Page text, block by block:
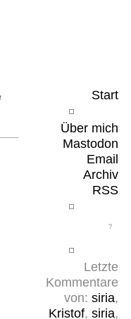
Start
Über mich
Mastodon
Email
Archiv
RSS
Letzte
Kommentare
von: siria,
Kristof, siria,